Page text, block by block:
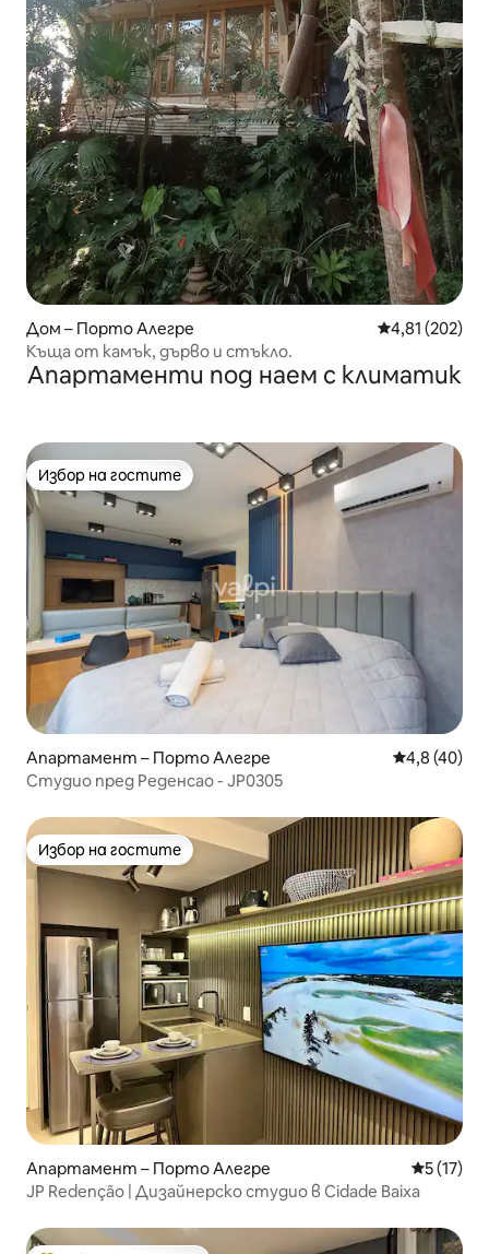
Дом – Порто Алегре Средна
4,81 (202)
Къща от камък, дърво и стъкло.
Апартаменти под наем с климатик
Избор на гостите
Избор на гостите
Апартамент – Порто Алегре Средна
4,8 (40)
Студио пред Реденсао - JP0305
Избор на гостите
Избор на гостите
Апартамент – Порто Алегре Средна
5 (17)
JP Redenção | Дизайнерско студио в Cidade Baixa